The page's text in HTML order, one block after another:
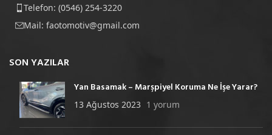
Telefon: (0546) 254-3220
Mail: faotomotiv@gmail.com
SON YAZILAR
Yan Basamak – Marşpiyel Koruma Ne İşe Yarar?
13 Ağustos 2023 1 yorum